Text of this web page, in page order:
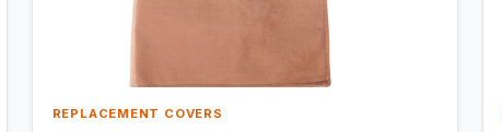
REPLACEMENT COVERS